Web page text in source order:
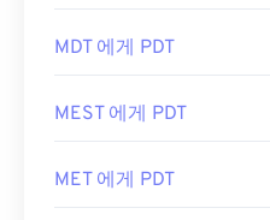
MDT 에게 PDT
MEST 에게 PDT
MET 에게 PDT